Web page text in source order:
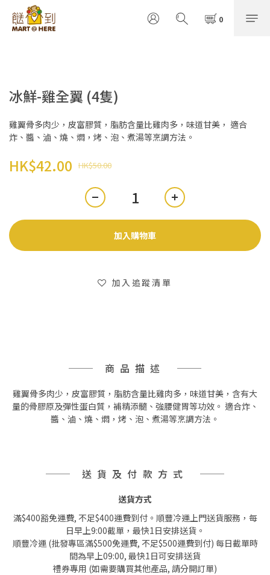
冰鮮-雞全翼 (4隻)
雞翼骨多肉少，皮富膠質，脂肪含量比雞肉多，味道甘美， 適合
炸、醬、滷、燒、燜，烤、泡、煮湯等烹調方法。
HK$50.00
HK$42.00
加入購物車
加入追蹤清單
商品描述
雞翼骨多肉少，皮富膠質，脂肪含量比雞肉多，味道甘美，含有大
量的骨膠原及彈性蛋白質，補精添髓、強腰健胃等功效。 適合炸、
醬、滷、燒、燜，烤、泡、煮湯等烹調方法。
送貨及付款方式
送貨方式
滿$400豁免運費, 不足$400運費到付。順豐冷運上門送貨服務，每
日早上9:00截單，最快1日安排送貨。
順豐冷運 (批發專區滿$500免運費, 不足$500運費到付) 每日截單時
間為早上09:00, 最快1日可安排送貨
禮券專用 (如需要購買其他產品, 請分開訂單)